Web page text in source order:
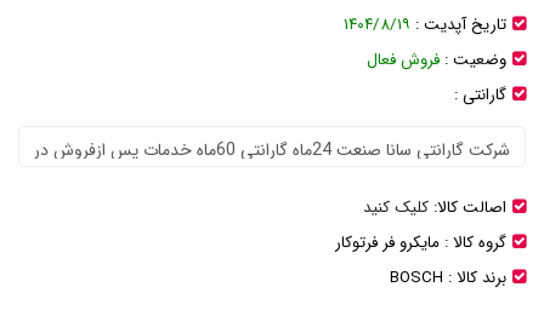
تاریخ آپدیت : ۱۴۰۴/۸/۱۹
وضعیت : فروش فعال
گارانتی :
اصالت کالا: کلیک کنید
گروه کالا : مایکرو فر فرتوکار
برند کالا : BOSCH